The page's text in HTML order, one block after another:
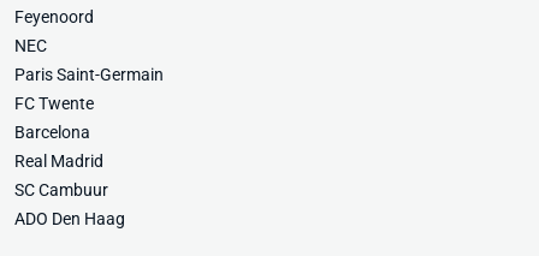
Feyenoord
NEC
Paris Saint-Germain
FC Twente
Barcelona
Real Madrid
SC Cambuur
ADO Den Haag